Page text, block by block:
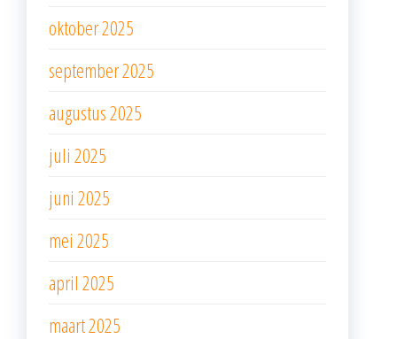
oktober 2025
september 2025
augustus 2025
juli 2025
juni 2025
mei 2025
april 2025
maart 2025